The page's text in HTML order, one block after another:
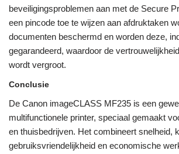
beveiligingsproblemen aan met de Secure
een pincode toe te wijzen aan afdruktaken
documenten beschermd en worden deze,
gegarandeerd, waardoor de
wordt vergroot.
Conclusie
De Canon imageCLASS MF235 is een
multifunctionele printer, speciaal gemaakt
en thuisbedrijven. Het combineert snelheid,
gebruiksvriendelijkheid en economische